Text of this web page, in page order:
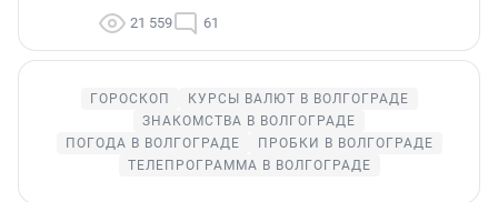
21 559 61
ГОРОСКОП
КУРСЫ ВАЛЮТ В ВОЛГОГРАДЕ
ЗНАКОМСТВА В ВОЛГОГРАДЕ
ПОГОДА В ВОЛГОГРАДЕ
ПРОБКИ В ВОЛГОГРАДЕ
ТЕЛЕПРОГРАММА В ВОЛГОГРАДЕ